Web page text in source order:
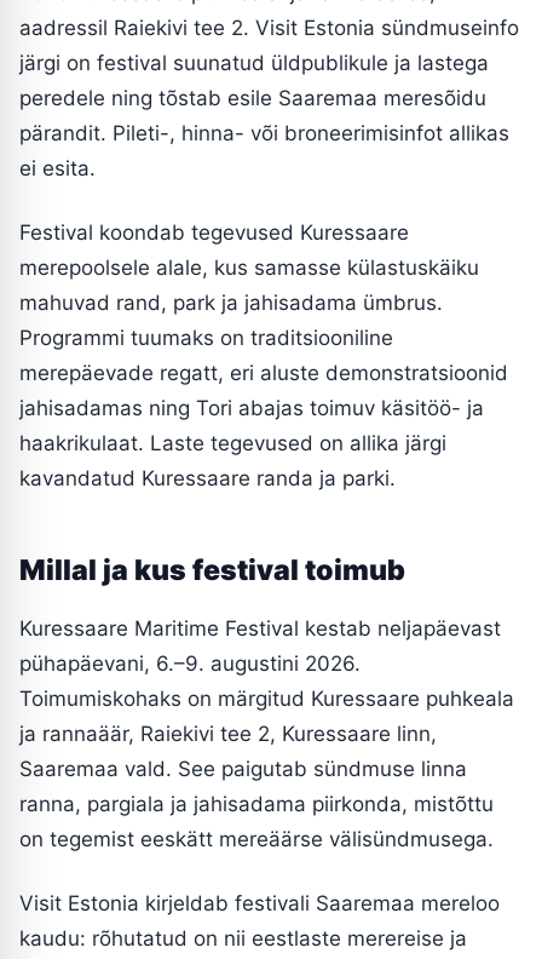
aadressil Raiekivi tee 2. Visit Estonia sündmuseinfo
järgi on festival suunatud üldpublikule ja lastega
peredele ning tõstab esile Saaremaa meresõidu
pärandit. Pileti-, hinna- või broneerimisinfot allikas
ei esita.
Festival koondab tegevused Kuressaare
merepoolsele alale, kus samasse külastuskäiku
mahuvad rand, park ja jahisadama ümbrus.
Programmi tuumaks on traditsiooniline
merepäevade regatt, eri aluste demonstratsioonid
jahisadamas ning Tori abajas toimuv käsitöö- ja
haakrikulaat. Laste tegevused on allika järgi
kavandatud Kuressaare randa ja parki.
Millal ja kus festival toimub
Kuressaare Maritime Festival kestab neljapäevast
pühapäevani, 6.–9. augustini 2026.
Toimumiskohaks on märgitud Kuressaare puhkeala
ja rannaäär, Raiekivi tee 2, Kuressaare linn,
Saaremaa vald. See paigutab sündmuse linna
ranna, pargiala ja jahisadama piirkonda, mistõttu
on tegemist eeskätt mereäärse välisündmusega.
Visit Estonia kirjeldab festivali Saaremaa mereloo
kaudu: rõhutatud on nii eestlaste merereise ja